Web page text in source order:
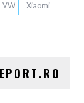
VW Xiaomi